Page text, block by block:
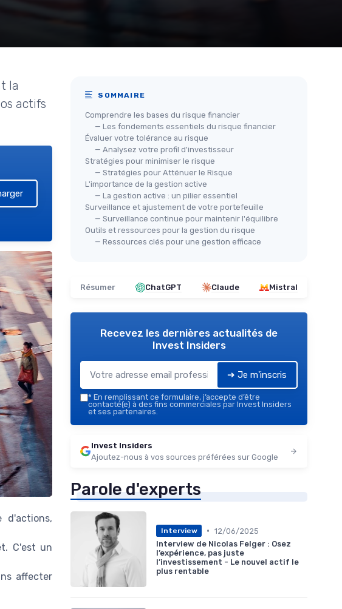
la
actifs
C'est un
affecter
SOMMAIRE
Comprendre les bases du risque financier
— Les fondements essentiels du risque financier
Évaluer votre tolérance au risque
— Analysez votre profil d'investisseur
Stratégies pour minimiser le risque
— Stratégies pour Atténuer le Risque
L'importance de la gestion active
— La gestion active : un pilier essentiel
Surveillance et ajustement de votre portefeuille
— Surveillance continue pour maintenir l'équilibre
Outils et ressources pour la gestion du risque
— Ressources clés pour une gestion efficace
Résumer ChatGPT Claude Mistral
Recevez les dernières actualités de
Invest Insiders
➔ Je m'inscris
* En remplissant ce formulaire, j’accepte d’être
contacté(e) à des fins commerciales par Invest Insiders
et ses partenaires.
Invest Insiders
Ajoutez-nous à vos sources préférées sur Google
Parole d'experts
Interview • 12/06/2025
Interview de Nicolas Felger : Osez
l’expérience, pas juste
l’investissement - Le nouvel actif le
plus rentable